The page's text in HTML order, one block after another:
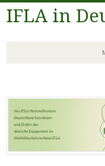
IFLA in
springen